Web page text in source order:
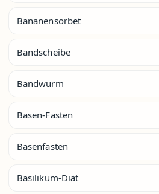
Bananensorbet
Bandscheibe
Bandwurm
Basen-Fasten
Basenfasten
Basilikum-Diät